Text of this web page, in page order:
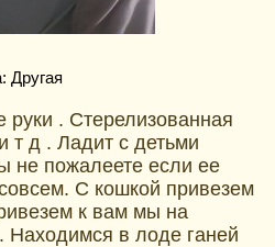
Другая
. Стерелизованная
т д . Ладит с детьми
не пожалеете если ее
С кошкой привезем
к вам мы на
в лоде ганей